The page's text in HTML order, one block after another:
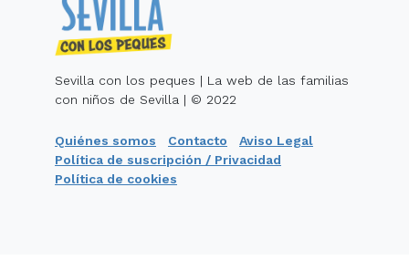
Sevilla con los peques | La web de las familias
con niños de Sevilla | © 2022
Quiénes somos Contacto
Aviso Legal
Política de suscripción / Privacidad
Política de cookies